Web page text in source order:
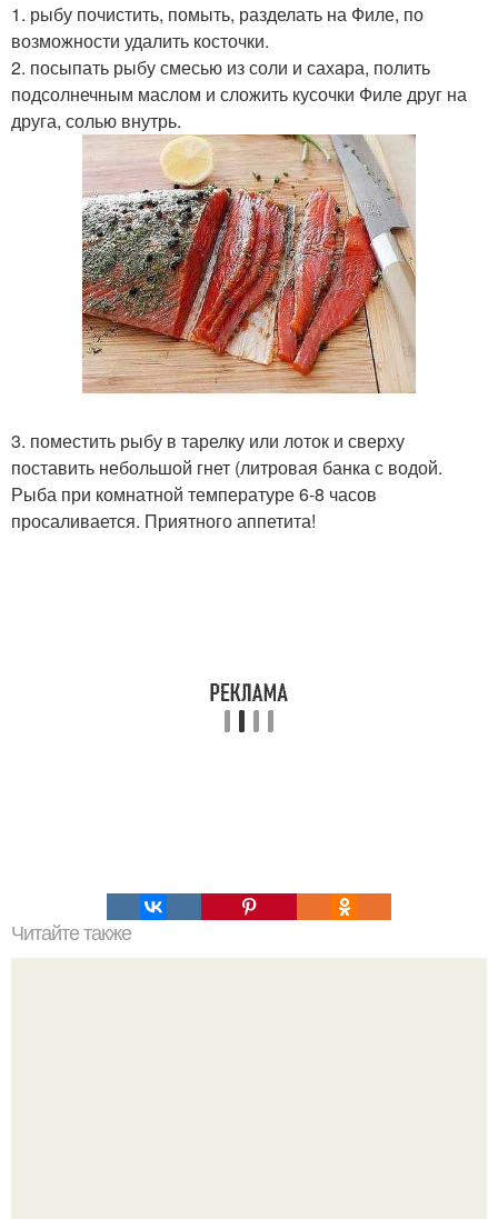
1. рыбу почистить, помыть, разделать на Филе, по
возможности удалить косточки.
2. посыпать рыбу смесью из соли и сахара, полить
подсолнечным маслом и сложить кусочки Филе друг на
друга, солью внутрь.
3. поместить рыбу в тарелку или лоток и сверху
поставить небольшой гнет (литровая банка с водой.
Рыба при комнатной температуре 6-8 часов
просаливается. Приятного аппетита!
Читайте также